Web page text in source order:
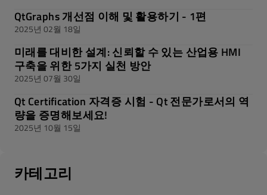
QtGraphs 개선점 이해 및 활용하기 - 1편
2025년 02월 18일
미래를 대비한 설계: 신뢰할 수 있는 산업용 HMI
구축을 위한 5가지 실천 방안
2025년 07월 30일
Qt Certification 자격증 시험 - Qt 전문가로서의 역
량을 증명해보세요!
2025년 10월 15일
카테고리